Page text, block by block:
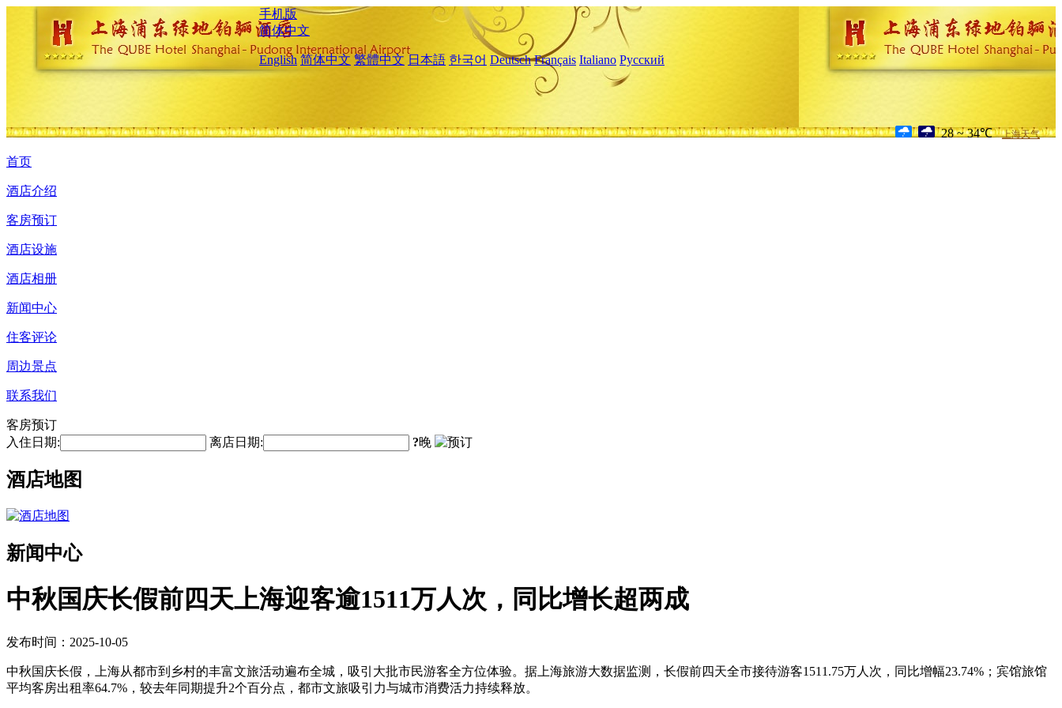
手机版
简体中文
English 简体中文 繁體中文 日本語 한국어 Deutsch Français Italiano Русский
28 ~ 34℃ 上海天气
首页
酒店介绍
客房预订
酒店设施
酒店相册
新闻中心
住客评论
周边景点
联系我们
客房预订
入住日期:
离店日期: ?晚
酒店地图
新闻中心
中秋国庆长假前四天上海迎客逾1511万人次，同比增长超两成
发布时间：2025-10-05
中秋国庆长假，上海从都市到乡村的丰富文旅活动遍布全城，吸引大批市民游客全方位体验。据上海旅游大数据监测，长假前四天全市接待游客1511.75万人次，同比增幅23.74%；宾馆旅馆
平均客房出租率64.7%，较去年同期提升2个百分点，都市文旅吸引力与城市消费活力持续释放。